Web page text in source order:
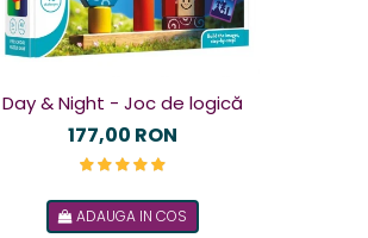
Day & Night - Joc de logică
177,00 RON
ADAUGA IN COS